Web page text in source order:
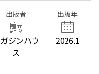
出版者
ジンハウ
ス
出版年
2026.1